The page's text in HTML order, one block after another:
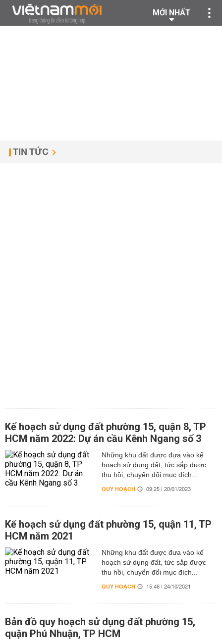
MỚI NHẤT
TIN TỨC
Kế hoạch sử dụng đất phường 15, quận 8, TP
HCM năm 2022: Dự án cầu Kênh Ngang số 3
Những khu đất được đưa vào kế
hoạch sử dụng đất, tức sắp được
thu hồi, chuyển đổi mục đích...
QUY HOẠCH 09:25 | 20/01/2023
Kế hoạch sử dụng đất phường 15, quận 11, TP
HCM năm 2021
Những khu đất được đưa vào kế
hoạch sử dụng đất, tức sắp được
thu hồi, chuyển đổi mục đích...
QUY HOẠCH 15:46 | 24/10/2021
Bản đồ quy hoạch sử dụng đất phường 15,
quận Phú Nhuận, TP HCM